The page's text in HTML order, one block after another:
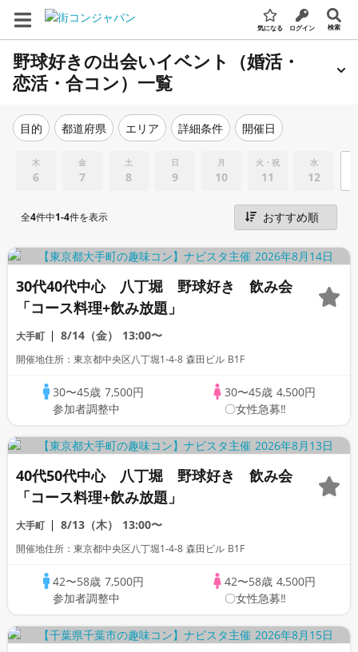
気になる ログイン 検索
野球好きの出会いイベント（婚活・
恋活・合コン）一覧
目的 都道府県 エリア 詳細条件 開催日
木
6
金
7
土
8
日
9
月
10
火・祝
11
水
12
全4件中1-4件を表示
30代40代中心 八丁堀 野球好き 飲み会
「コース料理+飲み放題」
大手町 8/14（金） 13:00〜
開催地住所：東京都中央区八丁堀1-4-8 森田ビル B1F
30〜45歳 7,500円
参加者調整中
30〜45歳 4,500円
〇女性急募‼
40代50代中心 八丁堀 野球好き 飲み会
「コース料理+飲み放題」
大手町 8/13（木） 13:00〜
開催地住所：東京都中央区八丁堀1-4-8 森田ビル B1F
42〜58歳 7,500円
参加者調整中
42〜58歳 4,500円
〇女性急募‼